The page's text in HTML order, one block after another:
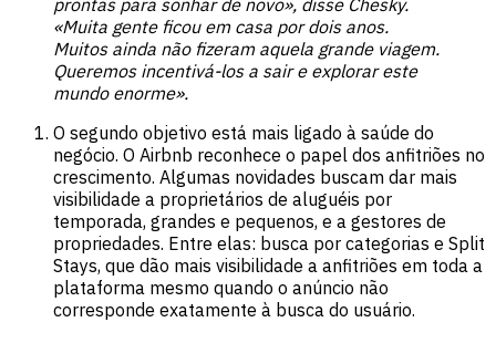
«Muita gente ficou em casa por dois anos.
Muitos ainda não fizeram aquela grande viagem.
Queremos incentivá-los a sair e explorar este
mundo enorme».
O segundo objetivo está mais ligado à saúde do
negócio. O Airbnb reconhece o papel dos anfitriões no
crescimento. Algumas novidades buscam dar mais
visibilidade a proprietários de aluguéis por
temporada, grandes e pequenos, e a gestores de
propriedades. Entre elas: busca por categorias e Split
Stays, que dão mais visibilidade a anfitriões em toda a
plataforma mesmo quando o anúncio não
corresponde exatamente à busca do usuário.